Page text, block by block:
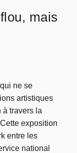
mais
ne se
artistiques
à travers la
exposition
entre les
national